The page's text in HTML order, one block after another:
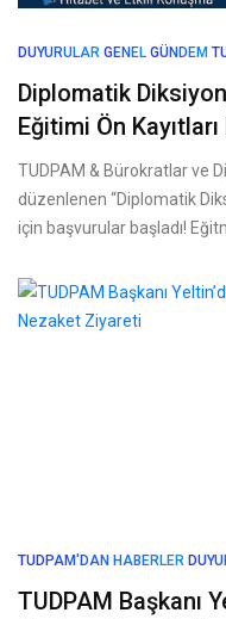
DUYURULAR GENEL GÜNDEM
Diplomatik
Eğitimi Ön Kayıtları
TUDPAM & Bürokratlar ve
düzenlenen “Diplomatik
için başvurular başladı!
TUDPAM'DAN HABERLER
TUDPAM Başkanı